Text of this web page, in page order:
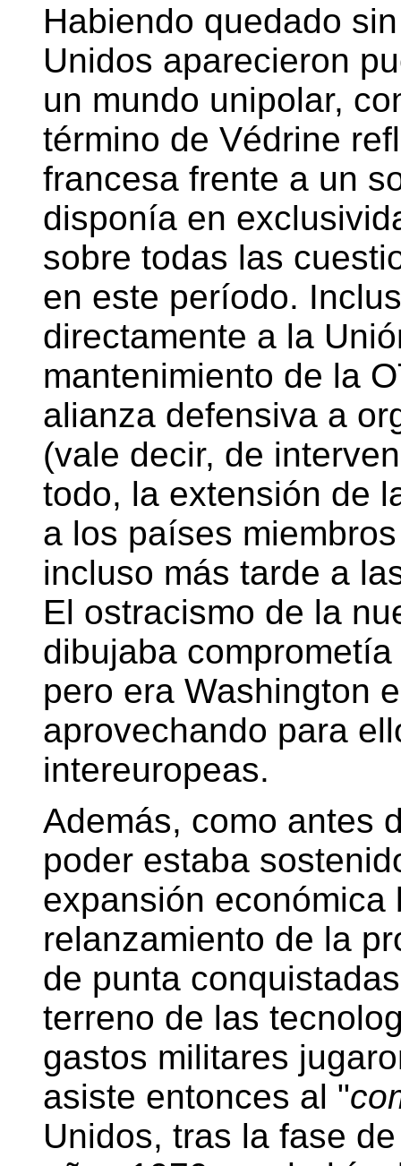
Habiendo quedado
Unidos aparecieron
un mundo unipolar,
término de Védrine
francesa frente a un
disponía en
sobre todas las
en este período.
directamente a la
mantenimiento de la
alianza defensiva a
(vale decir, de
todo, la extensión de
a los países
incluso más tarde a
El ostracismo de la
dibujaba
pero era Washington
aprovechando para
intereuropeas.
Además, como antes
poder estaba
expansión económica
relanzamiento de la
de punta
terreno de las
gastos militares
asiste entonces al "
Unidos, tras la fase